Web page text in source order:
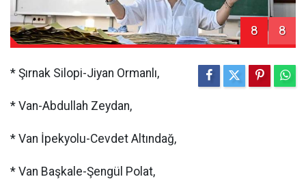
8 8
* Şırnak Silopi-Jiyan Ormanlı,
* Van-Abdullah Zeydan,
* Van İpekyolu-Cevdet Altındağ,
* Van Başkale-Şengül Polat,